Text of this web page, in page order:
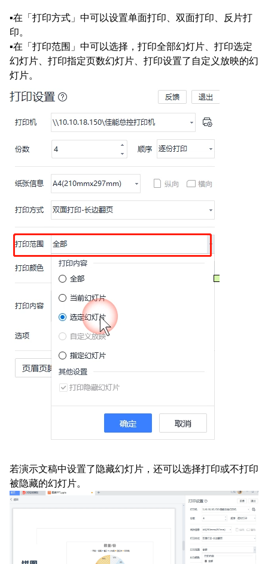
▪在「打印方式」中可以设置单面打印、双面打印、反片打
印。
▪在「打印范围」中可以选择，打印全部幻灯片、打印选定
幻灯片、打印指定页数幻灯片、打印设置了自定义放映的幻
灯片。
若演示文稿中设置了隐藏幻灯片，还可以选择打印或不打印
被隐藏的幻灯片。